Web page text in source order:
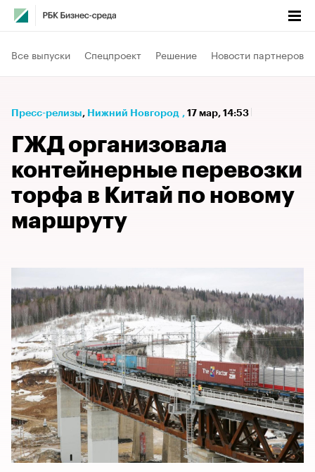
Все выпуски Спецпроект Решение Новости партнеров
Пресс-релизы⁠, Нижний Новгород , 17 мар, 14:53
ГЖД организовала
контейнерные перевозки
торфа в Китай по новому
маршруту